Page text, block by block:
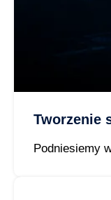
Tworzenie
Podniesiemy